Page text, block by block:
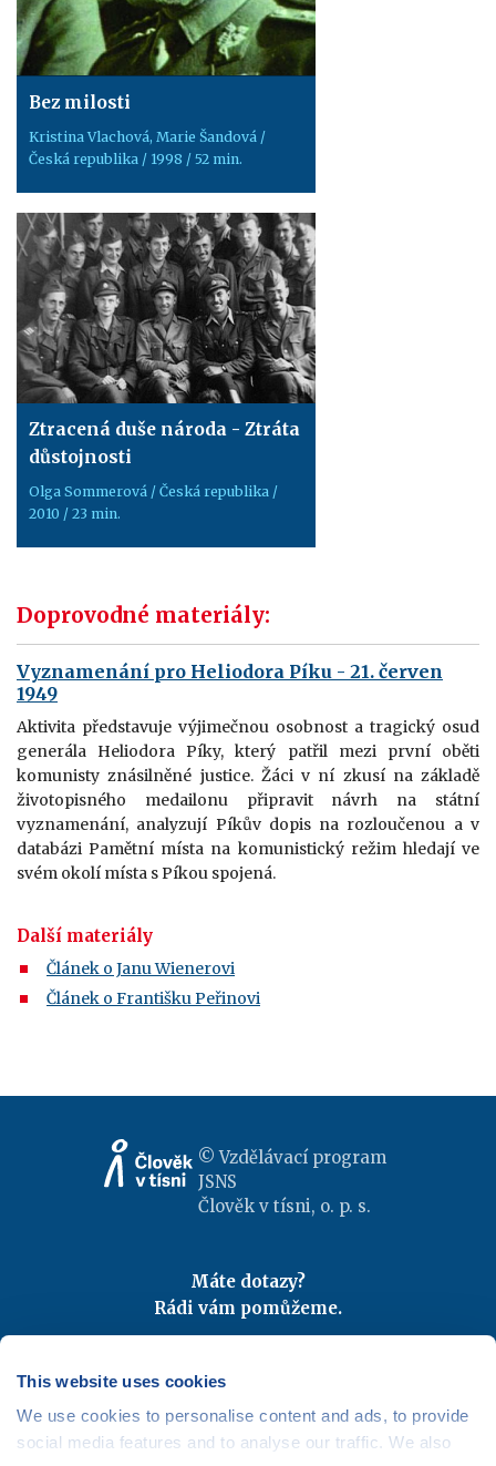
This website uses cookies
We use cookies to personalise content and ads, to provide
social media features and to analyse our traffic. We also
Bez milosti
Kristina Vlachová, Marie Šandová /
Česká republika / 1998 / 52 min.
Ztracená duše národa - Ztráta
důstojnosti
Olga Sommerová / Česká republika /
2010 / 23 min.
Doprovodné materiály:
Vyznamenání pro Heliodora Píku - 21. červen
1949
Aktivita představuje výjimečnou osobnost a tragický osud
generála Heliodora Píky, který patřil mezi první oběti
komunisty znásilněné justice. Žáci v ní zkusí na základě
životopisného medailonu připravit návrh na státní
vyznamenání, analyzují Píkův dopis na rozloučenou a v
databázi Pamětní místa na komunistický režim hledají ve
svém okolí místa s Píkou spojená.
Další materiály
Článek o Janu Wienerovi
Článek o Františku Peřinovi
© Vzdělávací program
JSNS
Člověk v tísni, o. p. s.
Máte dotazy?
Rádi vám pomůžeme.
Odebírejte newslettery
Mapa webu |Kariéra
Osobní údaje|Cookies